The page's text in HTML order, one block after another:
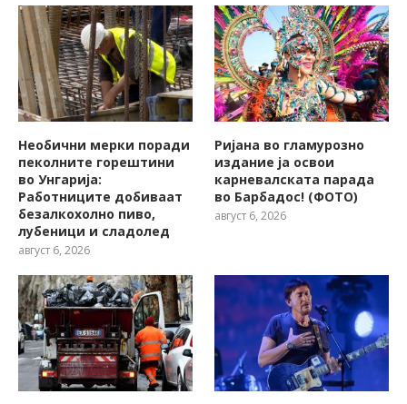
Необични мерки поради
пеколните горештини
во Унгарија:
Работниците добиваат
безалкохолно пиво,
лубеници и сладолед
август 6, 2026
Ријана во гламурозно
издание ја освои
карневалската парада
во Барбадос! (ФОТО)
август 6, 2026